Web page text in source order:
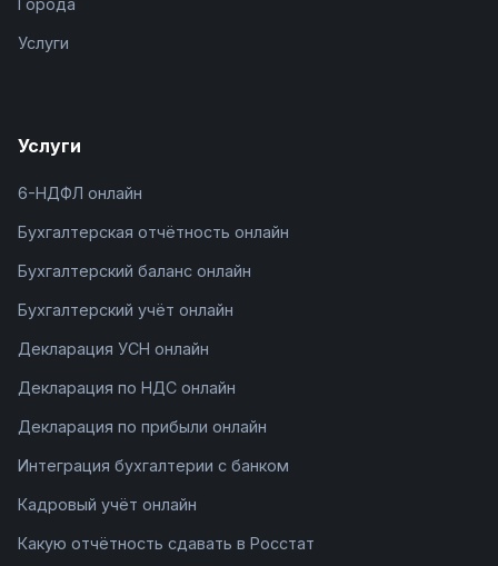
Города
Услуги
Услуги
6-НДФЛ онлайн
Бухгалтерская отчётность онлайн
Бухгалтерский баланс онлайн
Бухгалтерский учёт онлайн
Декларация УСН онлайн
Декларация по НДС онлайн
Декларация по прибыли онлайн
Интеграция бухгалтерии с банком
Кадровый учёт онлайн
Какую отчётность сдавать в Росстат